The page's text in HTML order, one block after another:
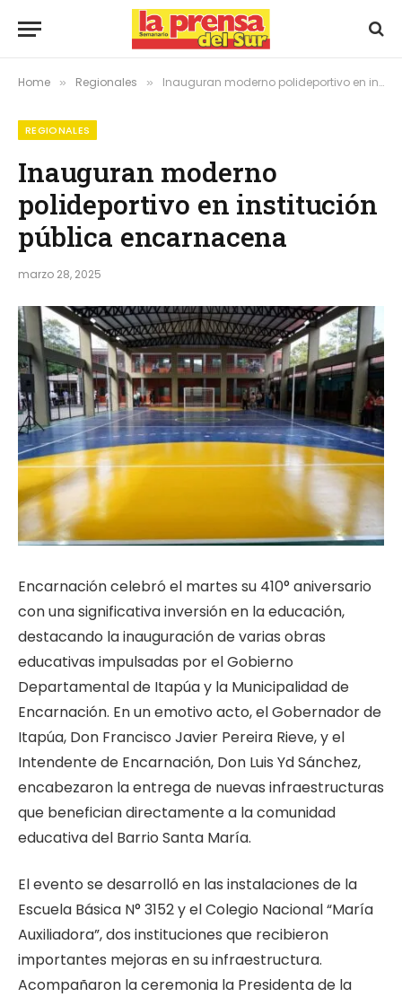
Home » Regionales » Inauguran moderno polideportivo en institución pública encarnacena
REGIONALES
Inauguran moderno
polideportivo en institución
pública encarnacena
marzo 28, 2025
Encarnación celebró el martes su 410° aniversario
con una significativa inversión en la educación,
destacando la inauguración de varias obras
educativas impulsadas por el Gobierno
Departamental de Itapúa y la Municipalidad de
Encarnación. En un emotivo acto, el Gobernador de
Itapúa, Don Francisco Javier Pereira Rieve, y el
Intendente de Encarnación, Don Luis Yd Sánchez,
encabezaron la entrega de nuevas infraestructuras
que benefician directamente a la comunidad
educativa del Barrio Santa María.
El evento se desarrolló en las instalaciones de la
Escuela Básica N° 3152 y el Colegio Nacional “María
Auxiliadora”, dos instituciones que recibieron
importantes mejoras en su infraestructura.
Acompañaron la ceremonia la Presidenta de la